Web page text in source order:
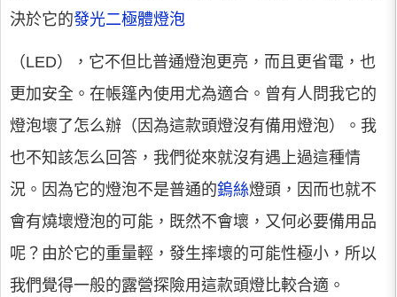
決於它的發光二極體燈泡
（LED），它不但比普通燈泡更亮，而且更省電，也
更加安全。在帳篷內使用尤為適合。曾有人問我它的
燈泡壞了怎么辦（因為這款頭燈沒有備用燈泡）。我
也不知該怎么回答，我們從來就沒有遇上過這種情
況。因為它的燈泡不是普通的鎢絲燈頭，因而也就不
會有燒壞燈泡的可能，既然不會壞，又何必要備用品
呢？由於它的重量輕，發生摔壞的可能性極小，所以
我們覺得一般的露營探險用這款頭燈比較合適。